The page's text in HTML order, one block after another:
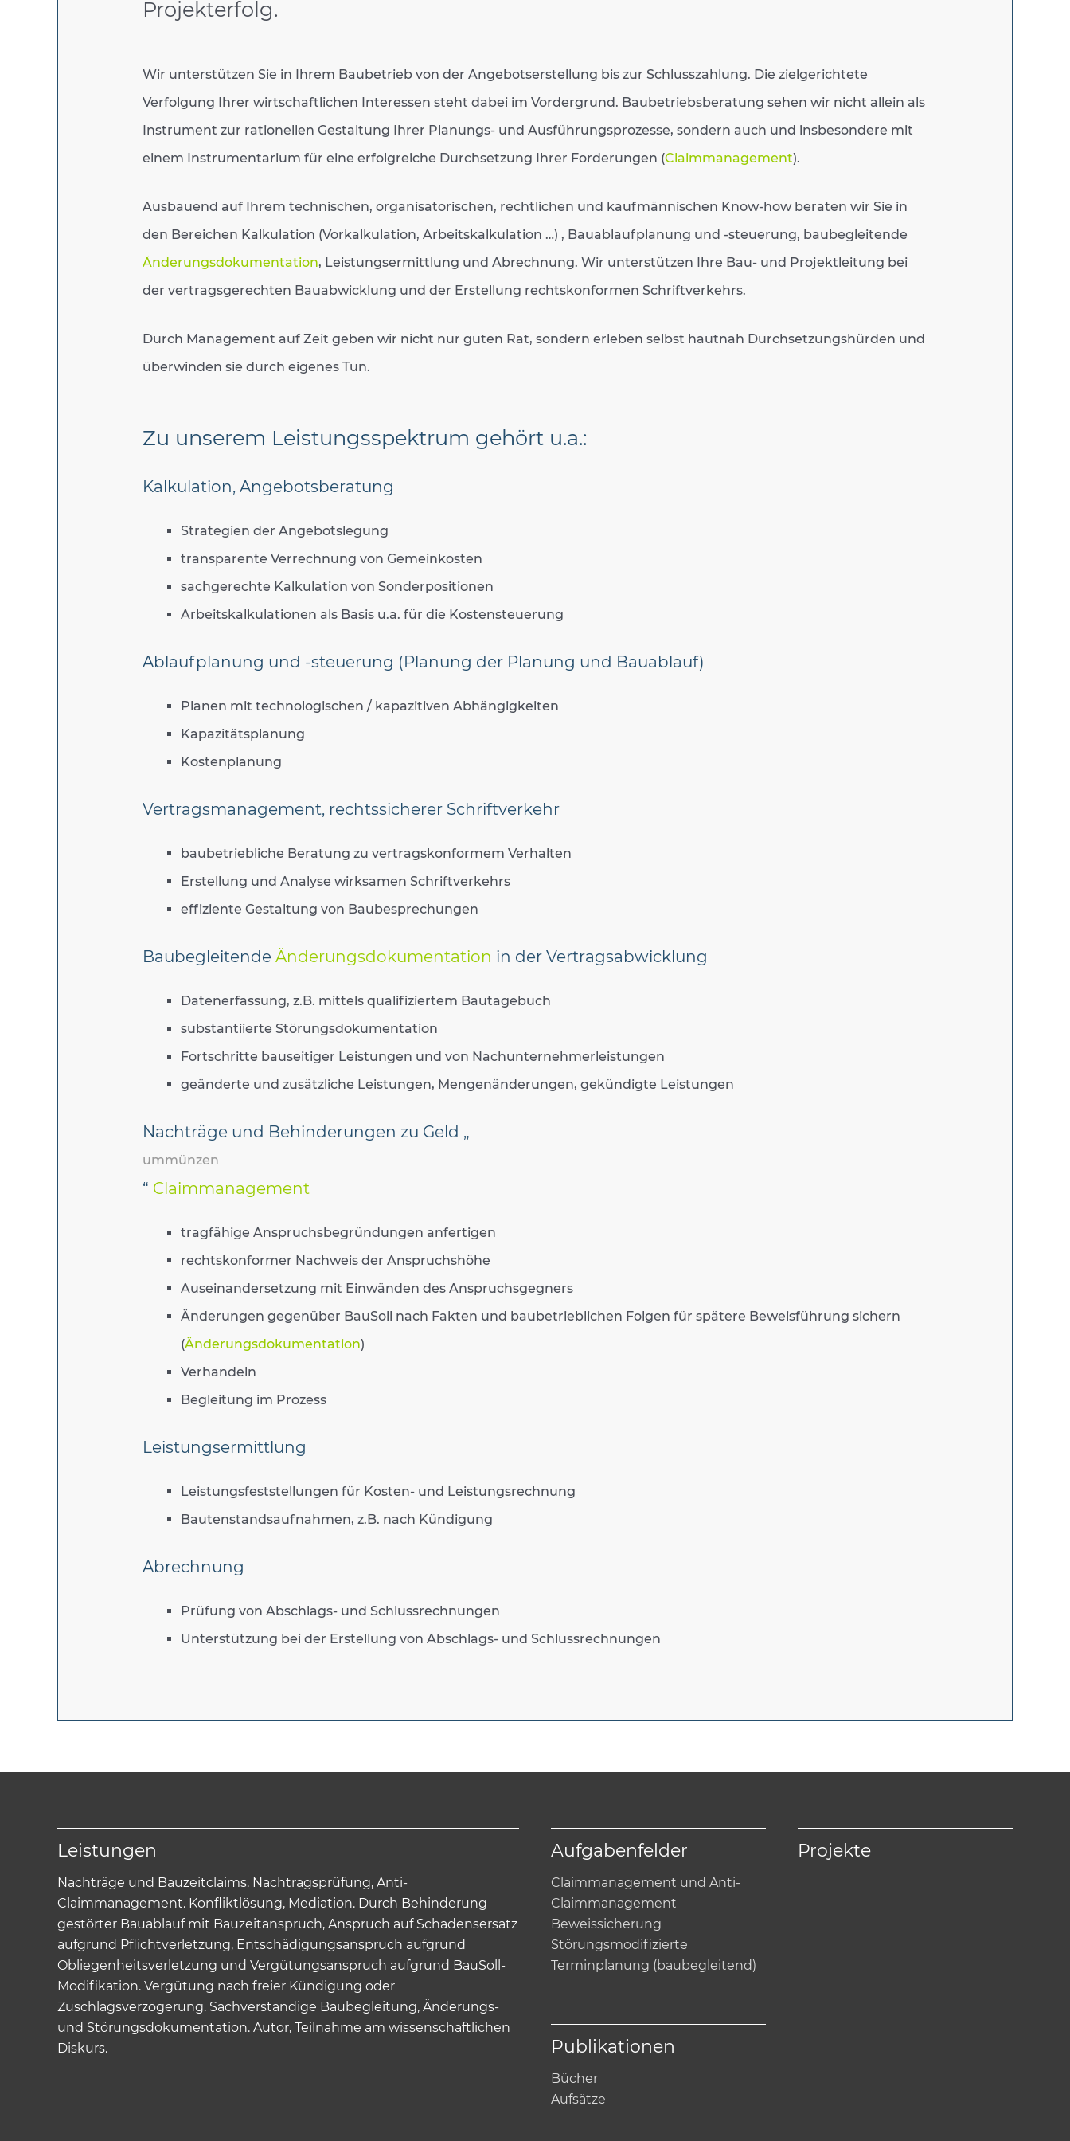
Projekterfolg.
Wir unterstützen Sie in Ihrem Baubetrieb von der Angebotserstellung bis zur Schlusszahlung. Die zielgerichtete
Verfolgung Ihrer wirtschaftlichen Interessen steht dabei im Vordergrund. Baubetriebsberatung sehen wir nicht allein als
Instrument zur rationellen Gestaltung Ihrer Planungs- und Ausführungsprozesse, sondern auch und insbesondere mit
einem Instrumentarium für eine erfolgreiche Durchsetzung Ihrer Forderungen (Claimmanagement).
Ausbauend auf Ihrem technischen, organisatorischen, rechtlichen und kaufmännischen Know-how beraten wir Sie in
den Bereichen Kalkulation (Vorkalkulation, Arbeitskalkulation …) , Bauablaufplanung und -steuerung, baubegleitende
Änderungsdokumentation, Leistungsermittlung und Abrechnung. Wir unterstützen Ihre Bau- und Projektleitung bei
der vertragsgerechten Bauabwicklung und der Erstellung rechtskonformen Schriftverkehrs.
Durch Management auf Zeit geben wir nicht nur guten Rat, sondern erleben selbst hautnah Durchsetzungshürden und
überwinden sie durch eigenes Tun.
Zu unserem Leistungsspektrum gehört u.a.:
Kalkulation, Angebotsberatung
Strategien der Angebotslegung
transparente Verrechnung von Gemeinkosten
sachgerechte Kalkulation von Sonderpositionen
Arbeitskalkulationen als Basis u.a. für die Kostensteuerung
Ablaufplanung und -steuerung (Planung der Planung und Bauablauf)
Planen mit technologischen / kapazitiven Abhängigkeiten
Kapazitätsplanung
Kostenplanung
Vertragsmanagement, rechtssicherer Schriftverkehr
baubetriebliche Beratung zu vertragskonformem Verhalten
Erstellung und Analyse wirksamen Schriftverkehrs
effiziente Gestaltung von Baubesprechungen
Baubegleitende Änderungsdokumentation in der Vertragsabwicklung
Datenerfassung, z.B. mittels qualifiziertem Bautagebuch
substantiierte Störungsdokumentation
Fortschritte bauseitiger Leistungen und von Nachunternehmerleistungen
geänderte und zusätzliche Leistungen, Mengenänderungen, gekündigte Leistungen
Nachträge und Behinderungen zu Geld „
ummünzen
“ Claimmanagement
tragfähige Anspruchsbegründungen anfertigen
rechtskonformer Nachweis der Anspruchshöhe
Auseinandersetzung mit Einwänden des Anspruchsgegners
Änderungen gegenüber BauSoll nach Fakten und baubetrieblichen Folgen für spätere Beweisführung sichern
(Änderungsdokumentation)
Verhandeln
Begleitung im Prozess
Leistungsermittlung
Leistungsfeststellungen für Kosten- und Leistungsrechnung
Bautenstandsaufnahmen, z.B. nach Kündigung
Abrechnung
Prüfung von Abschlags- und Schlussrechnungen
Unterstützung bei der Erstellung von Abschlags- und Schlussrechnungen
Leistungen
Nachträge und Bauzeitclaims. Nachtragsprüfung, Anti-
Claimmanagement. Konfliktlösung, Mediation. Durch Behinderung
gestörter Bauablauf mit Bauzeitanspruch, Anspruch auf Schadensersatz
aufgrund Pflichtverletzung, Entschädigungsanspruch aufgrund
Obliegenheitsverletzung und Vergütungsanspruch aufgrund BauSoll-
Modifikation. Vergütung nach freier Kündigung oder
Zuschlagsverzögerung. Sachverständige Baubegleitung, Änderungs-
und Störungsdokumentation. Autor, Teilnahme am wissenschaftlichen
Diskurs.
Aufgabenfelder
Claimmanagement und Anti-
Claimmanagement
Beweissicherung
Störungsmodifizierte
Terminplanung (baubegleitend)
Publikationen
Bücher
Aufsätze
Projekte